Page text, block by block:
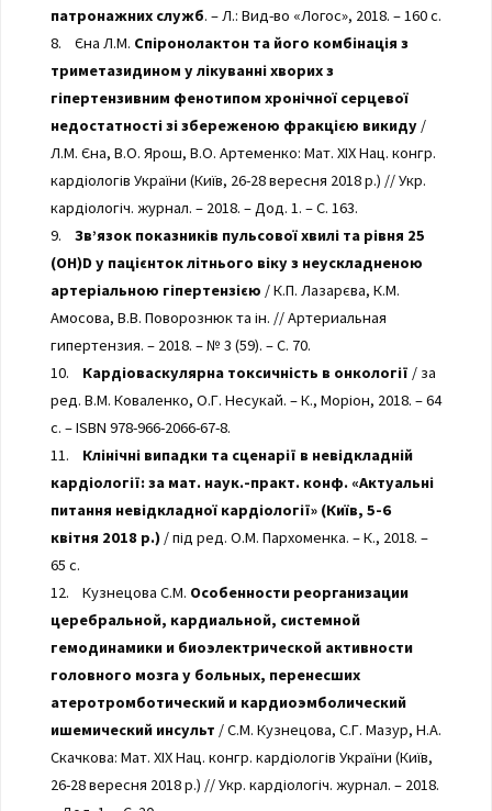
патронажних служб. – Л.: Вид-во «Логос», 2018. – 160 с.
8. Єна Л.М. Спіронолактон та його комбінація з
триметазидином у лікуванні хворих з
гіпертензивним фенотипом хронічної серцевої
недостатності зі збереженою фракцією викиду/
Л.М. Єна, В.О. Ярош, В.О. Артеменко: Мат. XIX Нац. конгр.
кардіологів України (Київ, 26-28 вересня 2018 р.) // Укр.
кардіологіч. журнал. – 2018. – Дод. 1. – С. 163.
9. Зв’язок показників пульсової хвилі та рівня 25
(ОН)D у пацієнток літнього віку з неускладненою
артеріальною гіпертензією / К.П. Лазарєва, К.М.
Амосова, В.В. Поворознюк та ін. // Артериальная
гипертензия. – 2018. – № 3 (59). – С. 70.
10. Кардіоваскулярна токсичність в онкології / за
ред. В.М. Коваленко, О.Г. Несукай. – К., Моріон, 2018. – 64
с. – ISBN 978-966-2066-67-8.
11. Клінічні випадки та сценарії в невідкладній
кардіології: за мат. наук.-практ. конф. «Актуальні
питання невідкладної кардіології» (Київ, 5-6
квітня 2018 р.)/ під ред. О.М. Пархоменка. – К., 2018. –
65 с.
12. Кузнецова С.М. Особенности реорганизации
церебральной, кардиальной, системной
гемодинамики и биоэлектрической активности
головного мозга у больных, перенесших
атеротромботический и кардиоэмболический
ишемический инсульт / С.М. Кузнецова, С.Г. Мазур, Н.А.
Скачкова: Мат. XIX Нац. конгр. кардіологів України (Київ,
26-28 вересня 2018 р.) // Укр. кардіологіч. журнал. – 2018.